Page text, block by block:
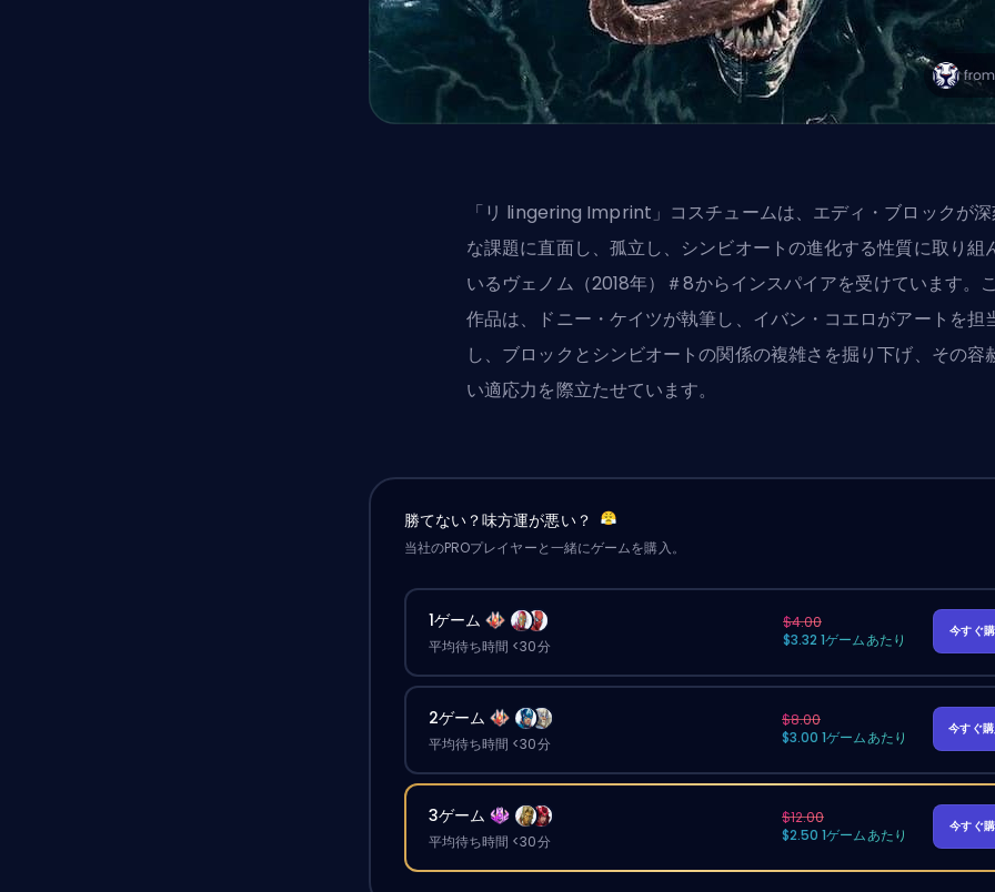
「リ lingering Imprint」コスチュームは、エディ・ブロックが深
な課題に直面し、孤立し、シンビオートの進化する性質に取り組
いるヴェノム（2018年）＃8からインスパイアを受けています。
作品は、ドニー・ケイツが執筆し、イバン・コエロがアートを担
し、ブロックとシンビオートの関係の複雑さを掘り下げ、その容
い適応力を際立たせています。
勝てない？味方運が悪い？
当社のPROプレイヤーと一緒にゲームを購入。
1ゲーム
平均待ち時間 <30分
$4.00
$3.32 1ゲームあたり
今すぐ
2ゲーム
平均待ち時間 <30分
$8.00
$3.00 1ゲームあたり
今すぐ
3ゲーム
平均待ち時間 <30分
$12.00
$2.50 1ゲームあたり
今すぐ